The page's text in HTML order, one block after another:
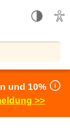
und 10%
>>